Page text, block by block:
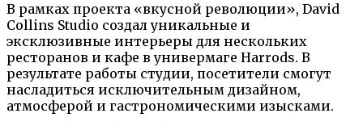
В рамках проекта «вкусной революции», David
Collins Studio создал уникальные и
эксклюзивные интерьеры для нескольких
ресторанов и кафе в универмаге Harrods. В
результате работы студии, посетители смогут
насладиться исключительным дизайном,
атмосферой и гастрономическими изысками.